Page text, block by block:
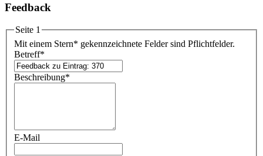
Feedback
Seite 1
Mit einem Stern* gekennzeichnete Felder sind Pflichtfelder.
Betreff*
Beschreibung*
E-Mail